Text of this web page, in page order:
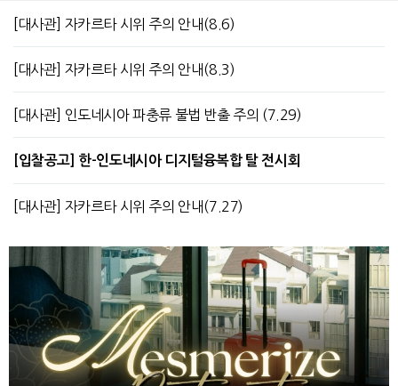
[대사관] 자카르타 시위 주의 안내(8.6)
[대사관] 자카르타 시위 주의 안내(8.3)
[대사관] 인도네시아 파충류 불법 반출 주의 (7.29)
[입찰공고] 한-인도네시아 디지털융복합 탈 전시회
[대사관] 자카르타 시위 주의 안내(7.27)